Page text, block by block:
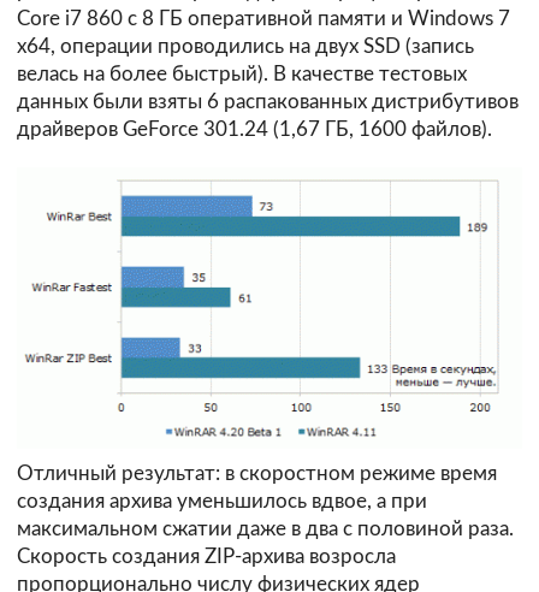
Core i7 860 с 8 ГБ оперативной памяти и Windows 7
x64, операции проводились на двух SSD (запись
велась на более быстрый). В качестве тестовых
данных были взяты 6 распакованных дистрибутивов
драйверов GeForce 301.24 (1,67 ГБ, 1600 файлов).
Отличный результат: в скоростном режиме время
создания архива уменьшилось вдвое, а при
максимальном сжатии даже в два с половиной раза.
Скорость создания ZIP-архива возросла
пропорционально числу физических ядер